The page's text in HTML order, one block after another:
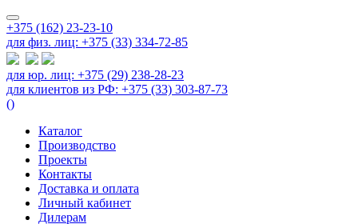
+375 (162) 23-23-10
для физ. лиц: +375 (33) 334-72-85
для юр. лиц: +375 (29) 238-28-23
для клиентов из РФ: +375 (33) 303-87-73
()
Каталог
Производство
Проекты
Контакты
Доставка и оплата
Личный кабинет
Дилерам